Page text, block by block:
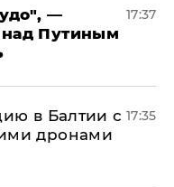
—
Путиным
17:37
в Балтии с
дронами
17:35